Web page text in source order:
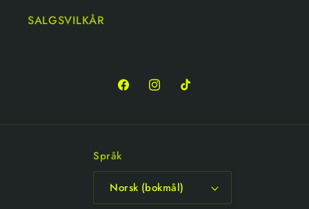
SALGSVILKÅR
Språk
Norsk (bokmål)